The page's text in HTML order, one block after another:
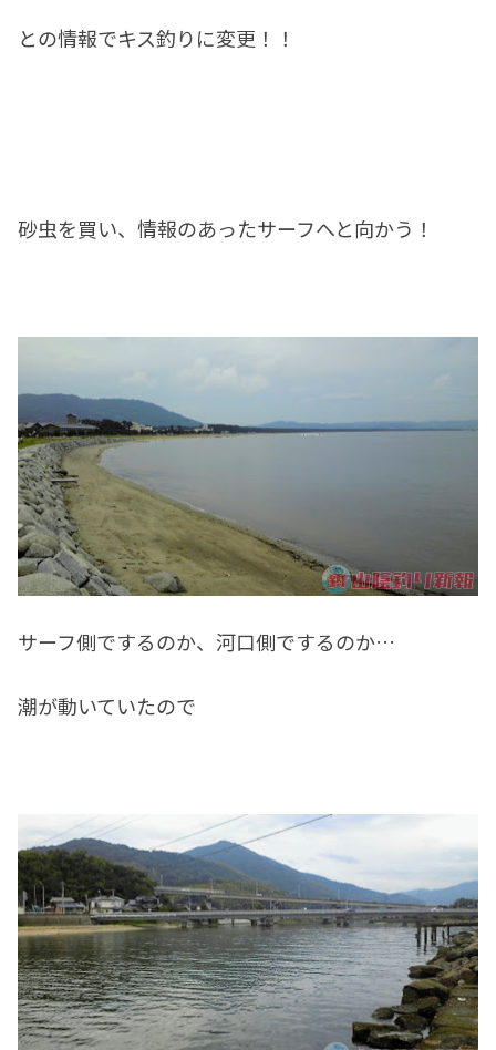
との情報でキス釣りに変更！！
砂虫を買い、情報のあったサーフへと向かう！
サーフ側でするのか、河口側でするのか…
潮が動いていたので